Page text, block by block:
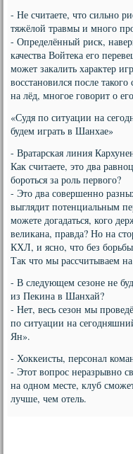
- Не считаете, что сильно
тяжёлой травмы и много
- Определённый риск,
качества Войтека его
может закалить характер
восстановился после
на лёд, многое говорит о
«Судя по ситуации на
будем играть в Шанхае»
- Вратарская линия
Как считаете, это два
бороться за роль первого?
- Это два совершенно
выглядит потенциальным
можете догадаться, кого
великана, правда? Но на
КХЛ, и ясно, что без
Так что мы рассчитываем
- В следующем сезоне не
из Пекина в Шанхай?
- Нет, весь сезон мы
по ситуации на
Ян».
- Хоккеисты, персонал
- Этот вопрос неразрывно
на одном месте, клуб
лучше, чем отель.